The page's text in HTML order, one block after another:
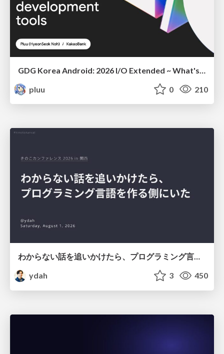
pluu
0 210
わからない話を追いかけたら、プログラミング言語を作る側にいた
ydah
3 450